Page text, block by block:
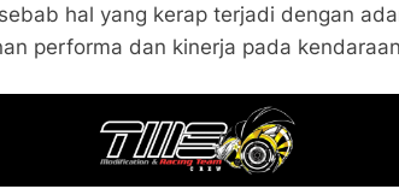
hal yang kerap terjadi dengan
performa dan kinerja pada